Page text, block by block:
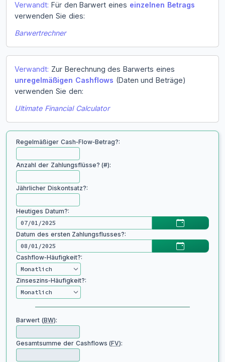
Verwandt: Für den Barwert eines einzelnen Betrags
verwenden Sie dies:
Barwertrechner
Verwandt: Zur Berechnung des Barwerts eines
unregelmäßigen Cashflows (Daten und Beträge)
verwenden Sie den:
Ultimate Financial Calculator
Regelmäßiger Cash‑Flow‑Betrag?:
Anzahl der Zahlungsflüsse? (#):
Jährlicher Diskontsatz?:
Heutiges Datum?:
Datum des ersten Zahlungsflusses?:
Cashflow‑Häufigkeit?:
Zinseszins‑Häufigkeit?:
Barwert (BW):
Gesamtsumme der Cashflows (FV):